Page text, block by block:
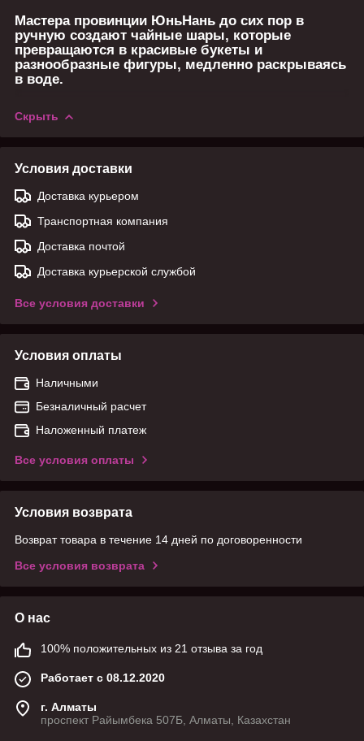
Мастера провинции ЮньНань до сих пор в
ручную создают чайные шары, которые
превращаются в красивые букеты и
разнообразные фигуры, медленно раскрываясь
в воде.
Скрыть
Условия доставки
Доставка курьером
Транспортная компания
Доставка почтой
Доставка курьерской службой
Все условия доставки
Условия оплаты
Наличными
Безналичный расчет
Наложенный платеж
Все условия оплаты
Условия возврата
Возврат товара в течение 14 дней по договоренности
Все условия возврата
О нас
100% положительных из 21 отзыва за год
Работает с 08.12.2020
г. Алматы
проспект Райымбека 507Б, Алматы, Казахстан